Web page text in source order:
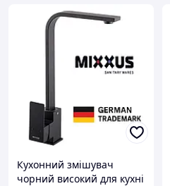
Кухонний змішувач
чорний високий для кухні